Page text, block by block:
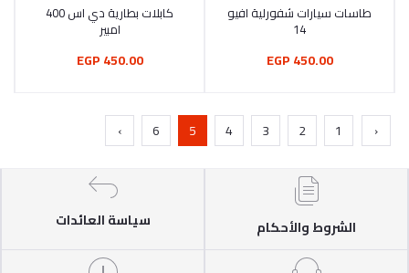
أضف إلى السلة
طاسات سيارات شفورلية افيو
14
450.00 EGP
أضف إلى السلةكابلات بطارية دي اس 400
امبير
450.00 EGP
‹
1
2
3
4
5
6
›
الشروط والأحكام سياسة العائدات